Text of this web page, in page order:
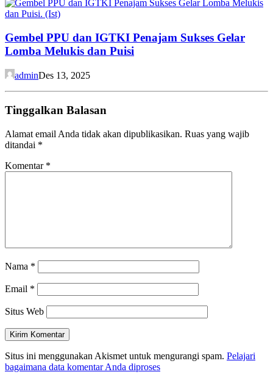
Gembel PPU dan IGTKI Penajam Sukses Gelar
Lomba Melukis dan Puisi
adminDes 13, 2025
Tinggalkan Balasan
Alamat email Anda tidak akan dipublikasikan. Ruas yang wajib
ditandai *
Komentar *
Nama *
Email *
Situs Web
Situs ini menggunakan Akismet untuk mengurangi spam. Pelajari
bagaimana data komentar Anda diproses